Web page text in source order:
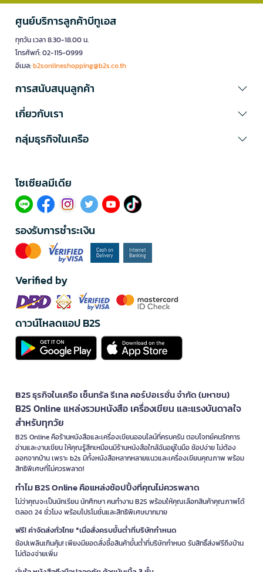
ศูนย์บริการลูกค้าบีทูเอส
ทุกวัน เวลา 8.30-18.00 น.
โทรศัพท์: 02-115-0999
อีเมล:b2sonlineshopping@b2s.co.th
การสนับสนุนลูกค้า
เกี่ยวกับเรา
กลุ่มธุรกิจในเครือ
โซเซียลมีเดีย​
รองรับการชำระเงิน
Verified by
ดาวน์โหลดแอป B2S
B2S ธุรกิจในเครือ เซ็นทรัล รีเทล คอร์ปอเรชั่น จำกัด (มหาชน)
B2S Online แหล่งรวมหนังสือ เครื่องเขียน และแรงบันดาลใจ
สำหรับทุกวัย
B2S Online คือร้านหนังสือและเครื่องเขียนออนไลน์ที่ครบครัน ตอบโจทย์คนรักการ
อ่านและงานเขียน ให้คุณรู้สึกเหมือนมีร้านหนังสือใกล้ฉันอยู่ในมือ ช้อปง่าย ไม่ต้อง
ออกจากบ้าน เพราะ b2s มีทั้งหนังสือหลากหลายแนวและเครื่องเขียนคุณภาพ พร้อม
สิทธิพิเศษที่ไม่ควรพลาด!
ทำไม B2S Online คือแหล่งช้อปปิ้งที่คุณไม่ควรพลาด
ไม่ว่าคุณจะเป็นนักเรียน นักศึกษา คนทำงาน B2S พร้อมให้คุณเลือกสินค้าคุณภาพได้
ตลอด 24 ชั่วโมง พร้อมโปรโมชั่นและสิทธิพิเศษมากมาย
ฟรี! ค่าจัดส่งทั่วไทย *เมื่อสั่งครบขั้นต่ำที่บริษัทกำหนด
ช้อปเพลินเกินคุ้ม! เพียงมียอดสั่งซื้อสินค้าขั้นต่ำที่บริษัทกำหนด รับสิทธิ์ส่งฟรีถึงบ้าน
ไม่ต้องจ่ายเพิ่ม